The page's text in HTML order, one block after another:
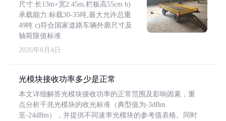
尺寸:长13m×宽2.45m,栏板高55cm b)
承载能力:标载30-35吨,最大允许总重
49吨 c)符合国家道路车辆外廓尺寸及
轴荷限值标准
2026年8月4日
光模块接收功率多少是正常
本文详细解答光模块接收功率的正常范围及影响因素，重
点分析千兆光模块的收光标准（典型值为-3dBm
至-24dBm），并提供不同速率光模块的参考值表格。同时